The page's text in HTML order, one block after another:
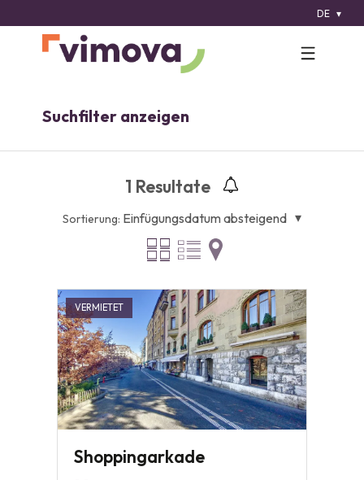
DE
Suchfilter anzeigen
1 Resultate
Sortierung: Einfügungsdatum absteigend
VERMIETET
Shoppingarkade